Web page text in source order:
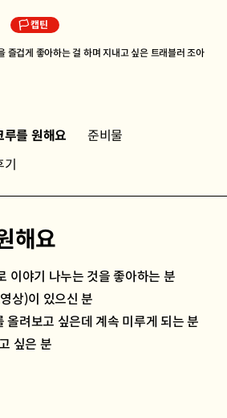
🏳 캡틴
즐겁게 좋아하는 걸 하며 지내고 싶은 트래블러 조아
루를 원해요
준비물
해요
이야기 나누는 것을 좋아하는 분
상)이 있으신 분
올려보고 싶은데 계속 미루게 되는 분
싶은 분